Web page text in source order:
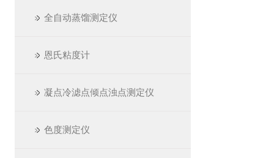
全自动蒸馏测定仪
恩氏粘度计
凝点冷滤点倾点浊点测定仪
色度测定仪